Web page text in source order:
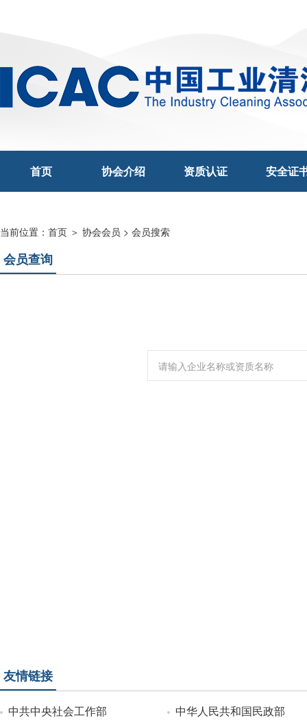
首页 协会介绍 资质认证 安全证
当前位置： 首页 ＞ 协会会员 > 会员搜索
会员查询
友情链接
中共中央社会工作部
中华人民共和国民政部